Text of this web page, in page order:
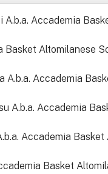
A.b.a. Accademia
Basket Altomilanese
A.b.a. Accademia
A.b.a. Accademia
Accademia
Basket